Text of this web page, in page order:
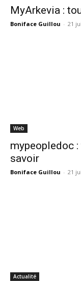
MyArkevia :
Boniface Guillou - 21
Web
mypeopledoc
savoir
Boniface Guillou - 21
Actualité